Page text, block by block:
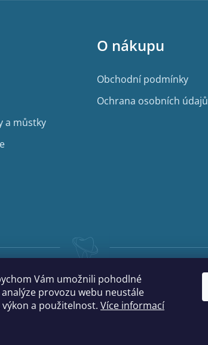
Vám umožnili pohodlné
provozu webu neustále
a použitelnost. Více informací
a můstky
O nákupu
Obchodní podmínky
Ochrana osobních údajů